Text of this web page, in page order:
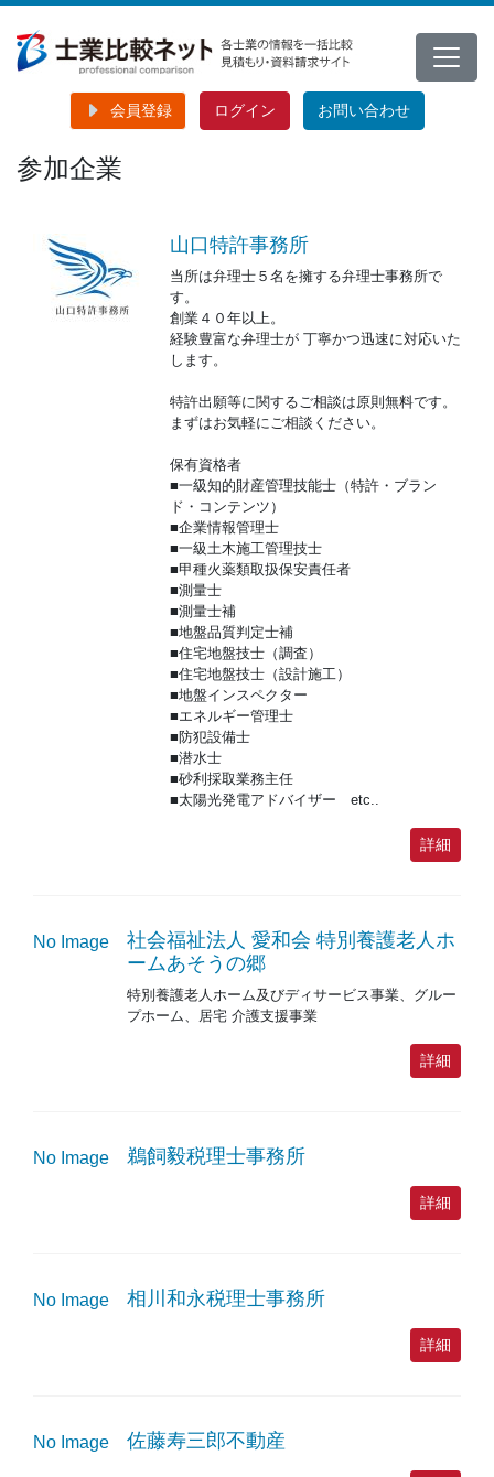
会員登録 ログイン お問い合わせ
参加企業
山口特許事務所
当所は弁理士５名を擁する弁理士事務所で
す。
創業４０年以上。
経験豊富な弁理士が 丁寧かつ迅速に対応いた
します。
特許出願等に関するご相談は原則無料です。
まずはお気軽にご相談ください。
保有資格者
■一級知的財産管理技能士（特許・ブラン
ド・コンテンツ）
■企業情報管理士
■一級土木施工管理技士
■甲種火薬類取扱保安責任者
■測量士
■測量士補
■地盤品質判定士補
■住宅地盤技士（調査）
■住宅地盤技士（設計施工）
■地盤インスペクター
■エネルギー管理士
■防犯設備士
■潜水士
■砂利採取業務主任
■太陽光発電アドバイザー etc..
詳細
No Image
社会福祉法人 愛和会 特別養護老人ホ
ームあそうの郷
特別養護老人ホーム及びディサービス事業、グルー
プホーム、居宅 介護支援事業
詳細
No Image 鵜飼毅税理士事務所
詳細
No Image 相川和永税理士事務所
詳細
No Image 佐藤寿三郎不動産